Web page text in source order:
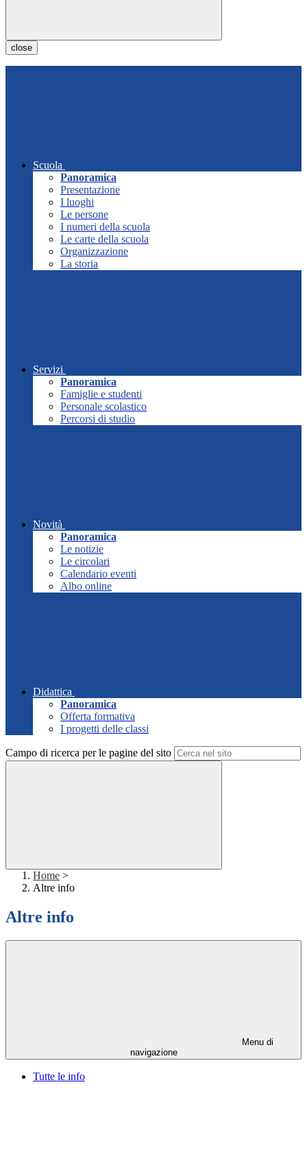
close
Scuola
Panoramica
Presentazione
I luoghi
Le persone
I numeri della scuola
Le carte della scuola
Organizzazione
La storia
Servizi
Panoramica
Famiglie e studenti
Personale scolastico
Percorsi di studio
Novità
Panoramica
Le notizie
Le circolari
Calendario eventi
Albo online
Didattica
Panoramica
Offerta formativa
I progetti delle classi
Campo di ricerca per le pagine del sito
Home >
Altre info
Altre info
Menu di
navigazione
Tutte le info